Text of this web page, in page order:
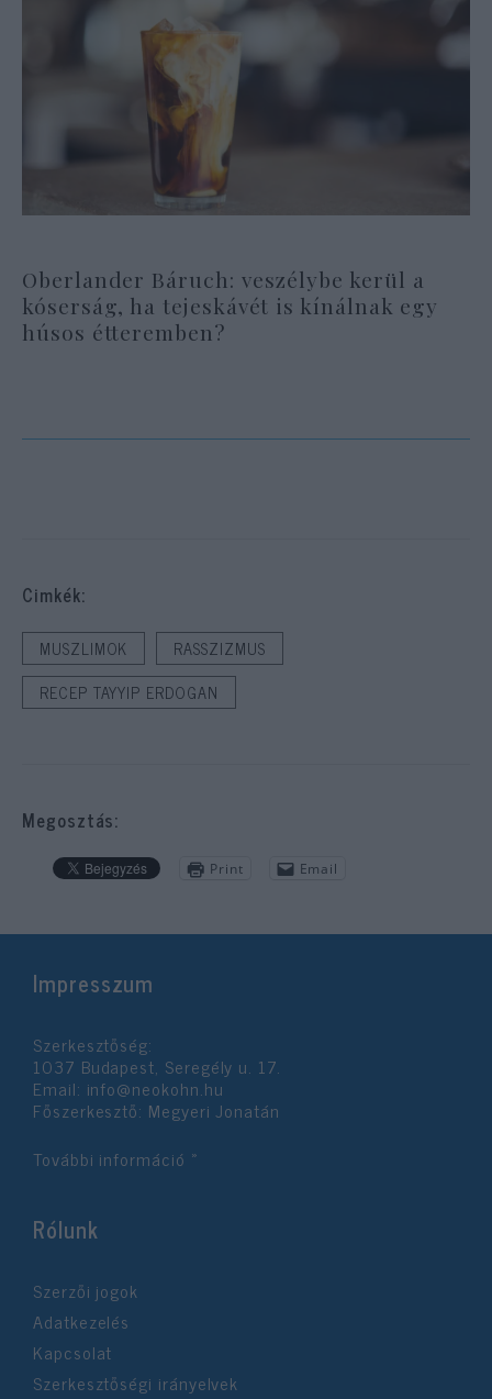
Oberlander Báruch: veszélybe kerül a
kóserság, ha tejeskávét is kínálnak egy
húsos étteremben?
Cimkék:
MUSZLIMOK
RASSZIZMUS
RECEP TAYYIP ERDOGAN
Megosztás:
Print Email
Impresszum
Szerkesztőség:
1037 Budapest, Seregély u. 17.
Email: info@neokohn.hu
Főszerkesztő: Megyeri Jonatán
További információ »
Rólunk
Szerzői jogok
Adatkezelés
Kapcsolat
Szerkesztőségi irányelvek